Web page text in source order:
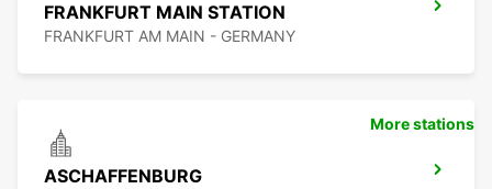
FRANKFURT MAIN STATION
FRANKFURT AM MAIN - GERMANY
ASCHAFFENBURG
More stations